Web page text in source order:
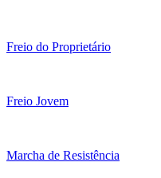
Freio do Proprietário
Freio Jovem
Marcha de Resistência